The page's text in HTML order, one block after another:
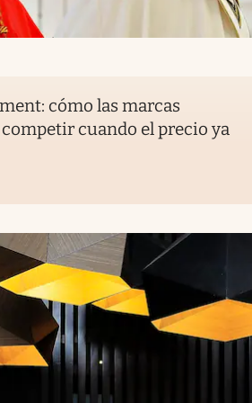
cómo las marcas
cuando el precio ya